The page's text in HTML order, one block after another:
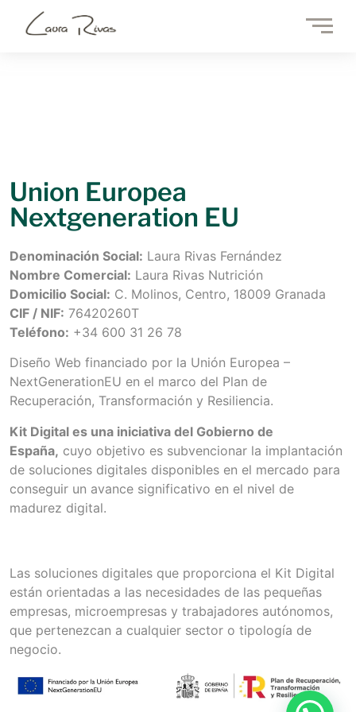
Union Europea
Nextgeneration EU
Denominación Social: Laura Rivas Fernández
Nombre Comercial: Laura Rivas Nutrición
Domicilio Social: C. Molinos, Centro, 18009 Granada
CIF / NIF: 76420260T
Teléfono: +34 600 31 26 78
Diseño Web financiado por la Unión Europea –
NextGenerationEU en el marco del Plan de
Recuperación, Transformación y Resiliencia.
Kit Digital es una iniciativa del Gobierno de
España, cuyo objetivo es subvencionar la implantación
de soluciones digitales disponibles en el mercado para
conseguir un avance significativo en el nivel de
madurez digital.
Las soluciones digitales que proporciona el Kit Digital
están orientadas a las necesidades de las pequeñas
empresas, microempresas y trabajadores autónomos,
que pertenezcan a cualquier sector o tipología de
negocio.